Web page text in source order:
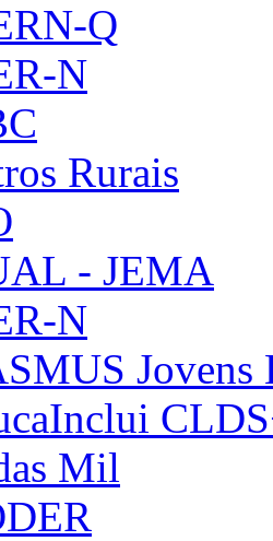
Q
N
Rurais
- JEMA
N
Jovens
Mil